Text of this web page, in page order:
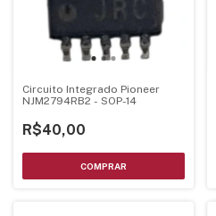
Circuito Integrado Pioneer
NJM2794RB2 - SOP-14
R$40,00